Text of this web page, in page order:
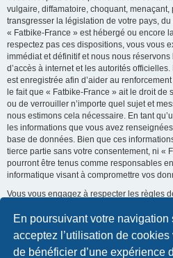
En poursuivant votre navigation
acceptez l’utilisation de
de bénéficier d’une expérience
vulgaire, diffamatoire, choquant,
transgresser la législation de votre pays,
« Fatbike-France » est hébergé ou encore
respectez pas ces dispositions, vous vous
immédiat et définitif et nous nous
d’accès à internet et les autorités
est enregistrée afin d’aider au
le fait que « Fatbike-France » ait le droit de
ou de verrouiller n’importe quel sujet et
nous estimons cela nécessaire. En tant
les informations que vous avez
base de données. Bien que ces
tierce partie sans votre consentement, ni «
pourront être tenus comme responsables
informatique visant à compromettre vos
Vous vous engagez à respecter les règles